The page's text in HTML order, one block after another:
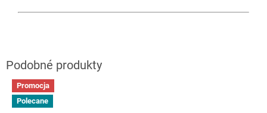
Promocja
Polecane